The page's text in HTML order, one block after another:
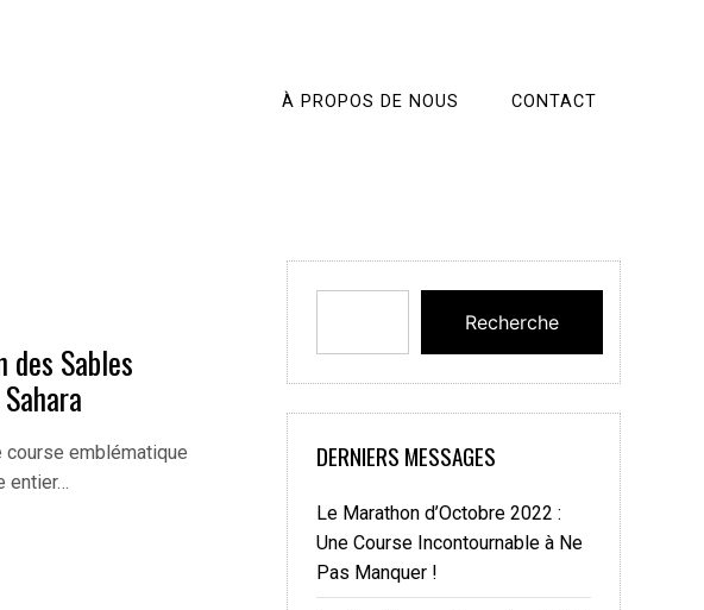
À PROPOS DE NOUS CONTACT
des Sables
course emblématique
entier…
Recherche
DERNIERS MESSAGES
Le Marathon d’Octobre 2022 :
Une Course Incontournable à Ne
Pas Manquer !